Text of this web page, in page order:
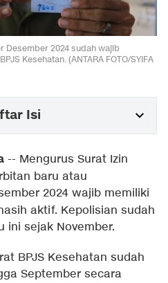
Desember 2024 sudah wajib
Kesehatan. (ANTARA FOTO/SYIFA
Isi
-- Mengurus Surat Izin
baru atau
2024 wajib memiliki
aktif. Kepolisian sudah
ini sejak November.
BPJS Kesehatan sudah
September secara